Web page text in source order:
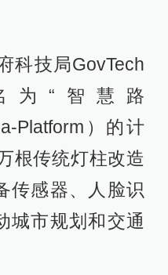
科技局GovTech
为“智慧路
Platform）的计
根传统灯柱改造
传感器、人脸识
城市规划和交通